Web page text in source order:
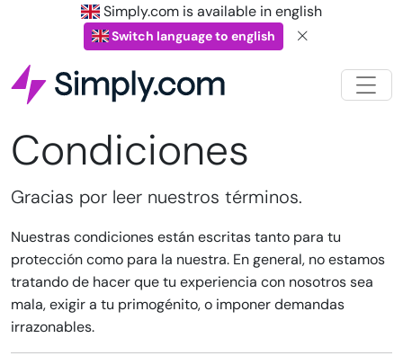
Simply.com is available in english
Switch language to english
Condiciones
Gracias por leer nuestros términos.
Nuestras condiciones están escritas tanto para tu
protección como para la nuestra. En general, no estamos
tratando de hacer que tu experiencia con nosotros sea
mala, exigir a tu primogénito, o imponer demandas
irrazonables.